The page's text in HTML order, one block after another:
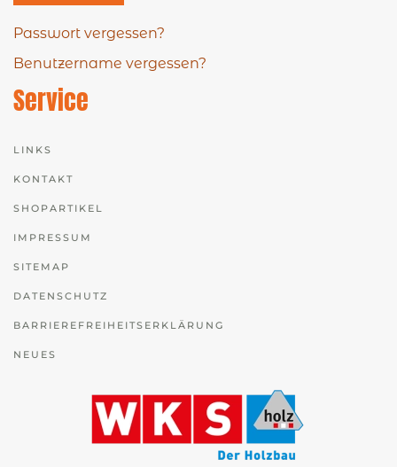
Passwort vergessen?
Benutzername vergessen?
Service
LINKS
KONTAKT
SHOPARTIKEL
IMPRESSUM
SITEMAP
DATENSCHUTZ
BARRIEREFREIHEITSERKLÄRUNG
NEUES